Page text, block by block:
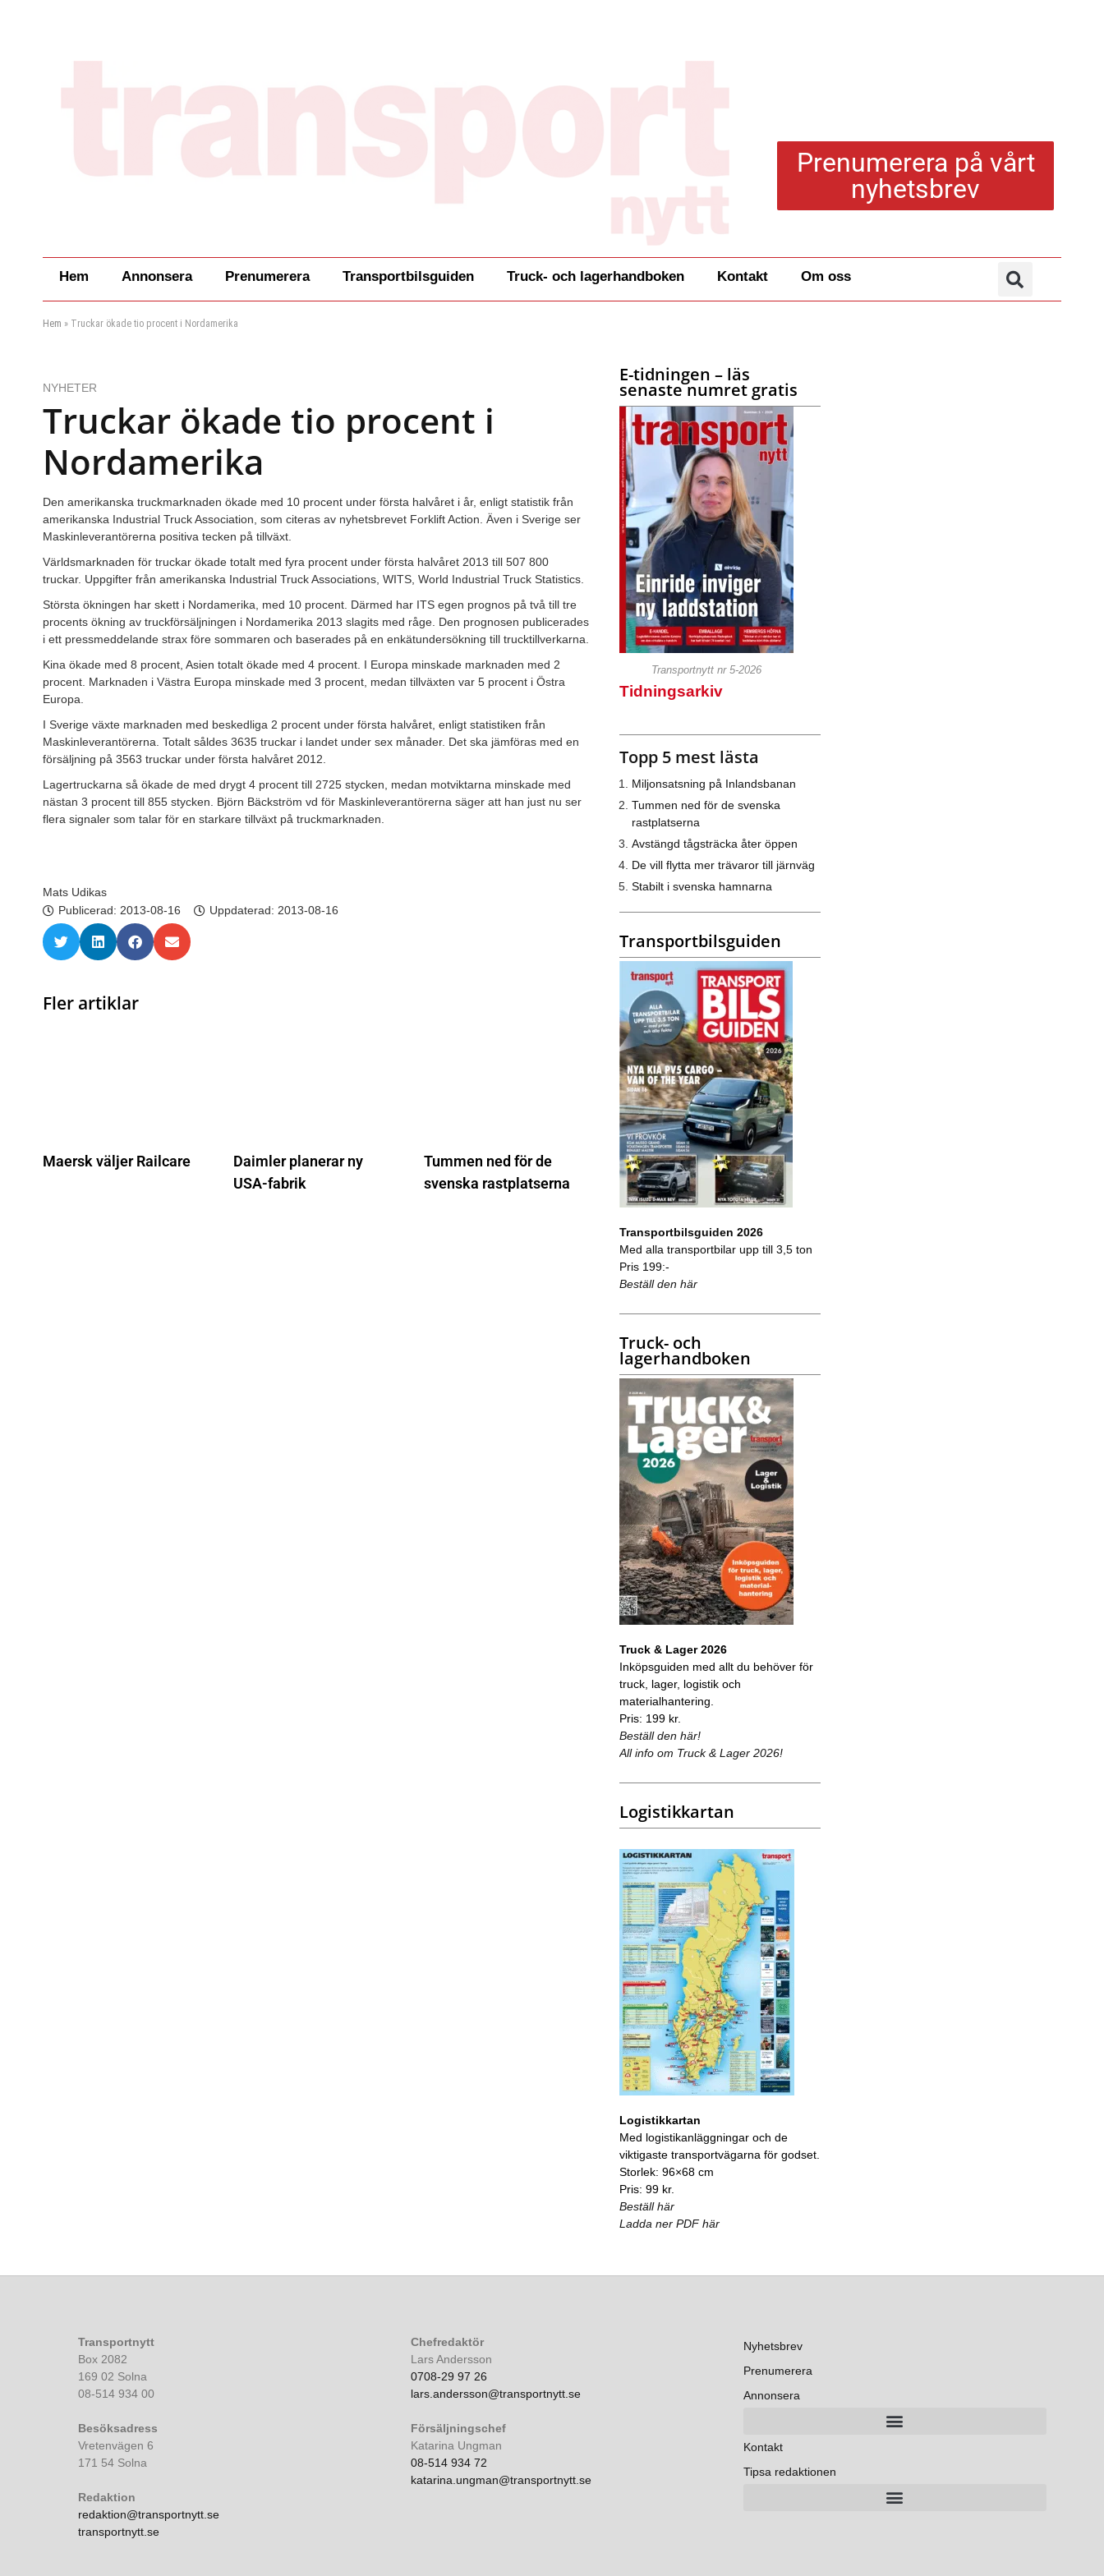
Prenumerera på vårt
nyhetsbrev
Hem Annonsera Prenumerera Transportbilsguiden Truck- och lagerhandboken Kontakt Om oss
Hem » Truckar ökade tio procent i Nordamerika
NYHETER
Truckar ökade tio procent i
Nordamerika
Den amerikanska truckmarknaden ökade med 10 procent under första halvåret i år, enligt statistik från
amerikanska Industrial Truck Association, som citeras av nyhetsbrevet Forklift Action. Även i Sverige ser
Maskinleverantörerna positiva tecken på tillväxt.
Världsmarknaden för truckar ökade totalt med fyra procent under första halvåret 2013 till 507 800
truckar. Uppgifter från amerikanska Industrial Truck Associations, WITS, World Industrial Truck Statistics.
Största ökningen har skett i Nordamerika, med 10 procent. Därmed har ITS egen prognos på två till tre
procents ökning av truckförsäljningen i Nordamerika 2013 slagits med råge. Den prognosen publicerades
i ett pressmeddelande strax före sommaren och baserades på en enkätundersökning till trucktillverkarna.
Kina ökade med 8 procent, Asien totalt ökade med 4 procent. I Europa minskade marknaden med 2
procent. Marknaden i Västra Europa minskade med 3 procent, medan tillväxten var 5 procent i Östra
Europa.
I Sverige växte marknaden med beskedliga 2 procent under första halvåret, enligt statistiken från
Maskinleverantörerna. Totalt såldes 3635 truckar i landet under sex månader. Det ska jämföras med en
försäljning på 3563 truckar under första halvåret 2012.
Lagertruckarna så ökade de med drygt 4 procent till 2725 stycken, medan motviktarna minskade med
nästan 3 procent till 855 stycken. Björn Bäckström vd för Maskinleverantörerna säger att han just nu ser
flera signaler som talar för en starkare tillväxt på truckmarknaden.
Mats Udikas
Publicerad: 2013-08-16 Uppdaterad: 2013-08-16
Fler artiklar
Maersk väljer Railcare
Daimler planerar ny
USA-fabrik
Tummen ned för de
svenska rastplatserna
E-tidningen – läs
senaste numret gratis
Transportnytt nr 5-2026
Tidningsarkiv
Topp 5 mest lästa
Miljonsatsning på Inlandsbanan
Tummen ned för de svenska
rastplatserna
Avstängd tågsträcka åter öppen
De vill flytta mer trävaror till järnväg
Stabilt i svenska hamnarna
Transportbilsguiden
Transportbilsguiden 2026
Med alla transportbilar upp till 3,5 ton
Pris 199:-
Beställ den här
Truck- och
lagerhandboken
Truck & Lager 2026
Inköpsguiden med allt du behöver för
truck, lager, logistik och
materialhantering.
Pris: 199 kr.
Beställ den här!
All info om Truck & Lager 2026!
Logistikkartan
Logistikkartan
Med logistikanläggningar och de
viktigaste transportvägarna för godset.
Storlek: 96×68 cm
Pris: 99 kr.
Beställ här
Ladda ner PDF här
Transportnytt
Box 2082
169 02 Solna
08-514 934 00
Besöksadress
Vretenvägen 6
171 54 Solna
Redaktion
redaktion@transportnytt.se
transportnytt.se
Chefredaktör
Lars Andersson
0708-29 97 26
lars.andersson@transportnytt.se
Försäljningschef
Katarina Ungman
08-514 934 72
katarina.ungman@transportnytt.se
Nyhetsbrev
Prenumerera
Annonsera
Kontakt
Tipsa redaktionen